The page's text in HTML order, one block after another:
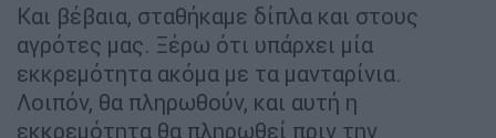
Και βέβαια, σταθήκαμε δίπλα και στους
αγρότες μας. Ξέρω ότι υπάρχει μία
εκκρεμότητα ακόμα με τα μανταρίνια.
Λοιπόν, θα πληρωθούν, και αυτή η
εκκρεμότητα θα πληρωθεί πριν την